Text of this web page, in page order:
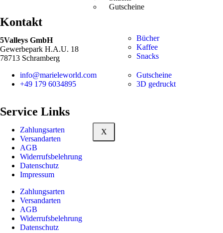
Gutscheine
Bücher
Kaffee
Snacks
Gutscheine
3D gedruckt
X
Kontakt
5Valleys GmbH
Gewerbepark H.A.U. 18
78713 Schramberg
info@marieleworld.com
+49 179 6034895
Service Links
Zahlungsarten
Versandarten
AGB
Widerrufsbelehrung
Datenschutz
Impressum
Zahlungsarten
Versandarten
AGB
Widerrufsbelehrung
Datenschutz